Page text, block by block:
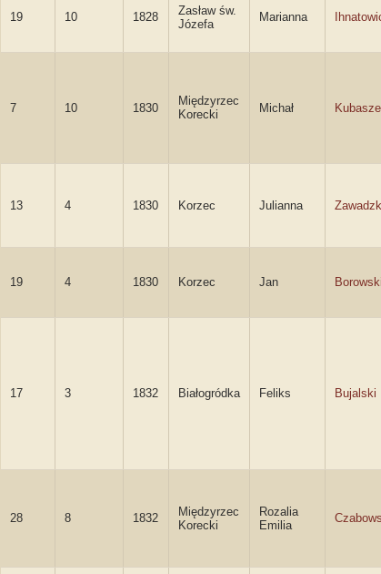
19 10 1828
Zasław św.
Józefa
Marianna
7 10 1830
Międzyrzec
Korecki
Michał
13 4 1830 Korzec Julianna
19 4 1830 Korzec Jan Borowski
17 3 1832 Białogródka Feliks Bujalski
28 8 1832
Międzyrzec
Korecki
Rozalia
Emilia